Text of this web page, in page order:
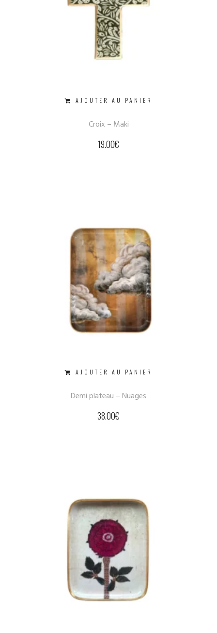
AJOUTER AU PANIER
Croix – Maki
19.00€
AJOUTER AU PANIER
Demi plateau – Nuages
38.00€